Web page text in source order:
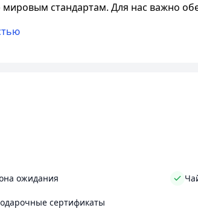
стандартам. Для нас важно
удобной зоной ожидания, где вы
удобства наших клиентов.
Мы предлагаем широкий спектр
тела, наращивание ресниц и многое
ожидания
сертификаты